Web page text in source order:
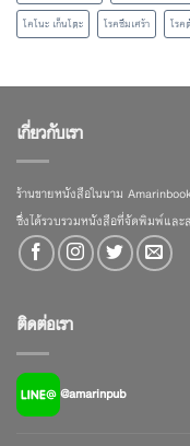
โคโนะ เก็นโตะ
โรคซึมเศร้า โรค
เกี่ยวกับเรา
ร้านขายหนังสือในนาม
ซึ่งได้รวบรวมหนังสือที่จัดพิมพ์และ
ติดต่อเรา
@amarinpub